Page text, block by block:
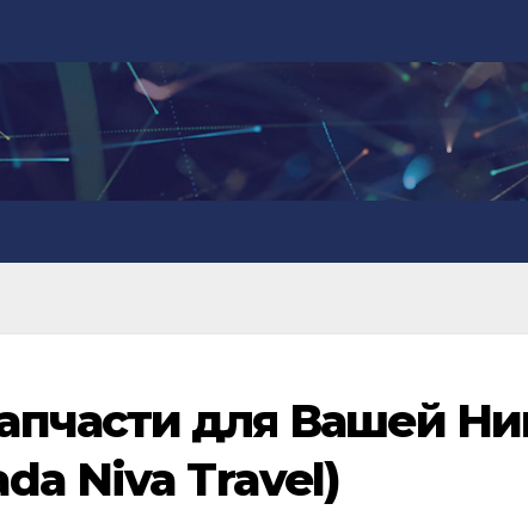
для Вашей
Niva Travel)